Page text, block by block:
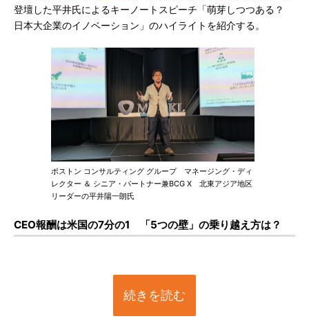
登壇した平井氏によるキーノートスピーチ「萌芽しつつある？
日本大企業のイノベーション」のハイライトを紹介する。
ボストン コンサルティング グループ マネージング・ディ
レクター ＆ シニア・パートナー兼BCG X 北東アジア地区
リーダーの平井陽一朗氏
CEO報酬は米国の7分の1 「5つの壁」の乗り越え方は？
続きを読む